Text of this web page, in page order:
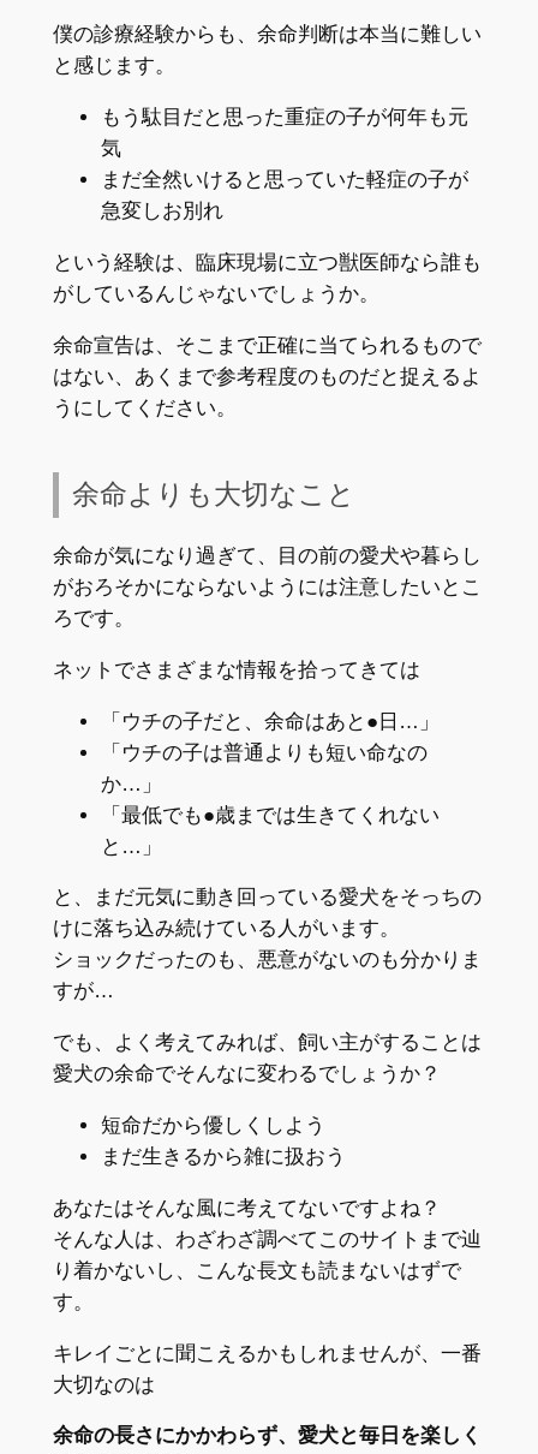
僕の診療経験からも、余命判断は本当に難しい
と感じます。
もう駄目だと思った重症の子が何年も元
気
まだ全然いけると思っていた軽症の子が
急変しお別れ
という経験は、臨床現場に立つ獣医師なら誰も
がしているんじゃないでしょうか。
余命宣告は、そこまで正確に当てられるもので
はない、あくまで参考程度のものだと捉えるよ
うにしてください。
余命よりも大切なこと
余命が気になり過ぎて、目の前の愛犬や暮らし
がおろそかにならないようには注意したいとこ
ろです。
ネットでさまざまな情報を拾ってきては
「ウチの子だと、余命はあと●日…」
「ウチの子は普通よりも短い命なの
か…」
「最低でも●歳までは生きてくれない
と…」
と、まだ元気に動き回っている愛犬をそっちの
けに落ち込み続けている人がいます。
ショックだったのも、悪意がないのも分かりま
すが…
でも、よく考えてみれば、飼い主がすることは
愛犬の余命でそんなに変わるでしょうか？
短命だから優しくしよう
まだ生きるから雑に扱おう
あなたはそんな風に考えてないですよね？
そんな人は、わざわざ調べてこのサイトまで辿
り着かないし、こんな長文も読まないはずで
す。
キレイごとに聞こえるかもしれませんが、一番
大切なのは
余命の長さにかかわらず、愛犬と毎日を楽しく